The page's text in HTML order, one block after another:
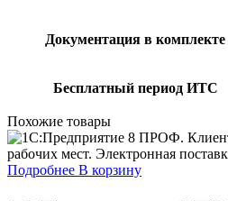
Документация в комплекте
Бесплатный период ИТС
Похожие товары
Подробнее В корзину